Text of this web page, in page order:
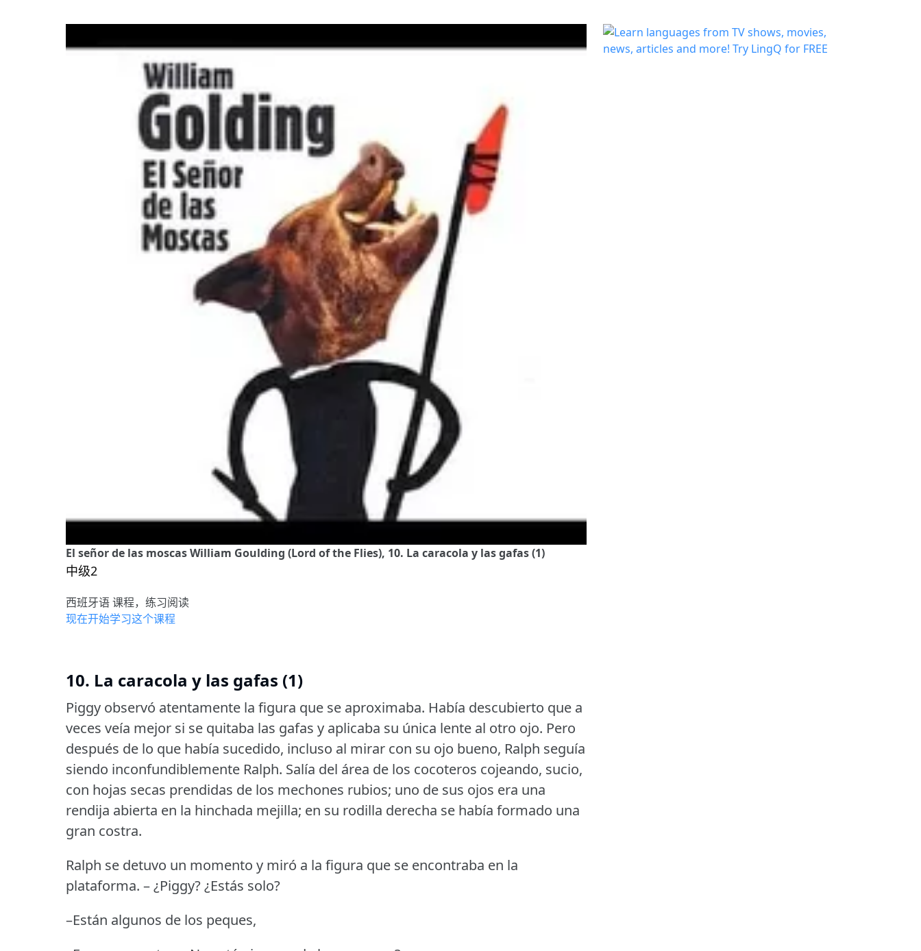
El señor de las moscas William Goulding (Lord of the Flies), 10. La caracola y las gafas (1)
中级2
西班牙语 课程，练习阅读
现在开始学习这个课程
10. La caracola y las gafas (1)
Piggy observó atentamente la figura que se aproximaba. Había descubierto que a
veces veía mejor si se quitaba las gafas y aplicaba su única lente al otro ojo. Pero
después de lo que había sucedido, incluso al mirar con su ojo bueno, Ralph seguía
siendo inconfundiblemente Ralph. Salía del área de los cocoteros cojeando, sucio,
con hojas secas prendidas de los mechones rubios; uno de sus ojos era una
rendija abierta en la hinchada mejilla; en su rodilla derecha se había formado una
gran costra.
Ralph se detuvo un momento y miró a la figura que se encontraba en la
plataforma. – ¿Piggy?¿Estás solo?
–Están algunos de los peques,